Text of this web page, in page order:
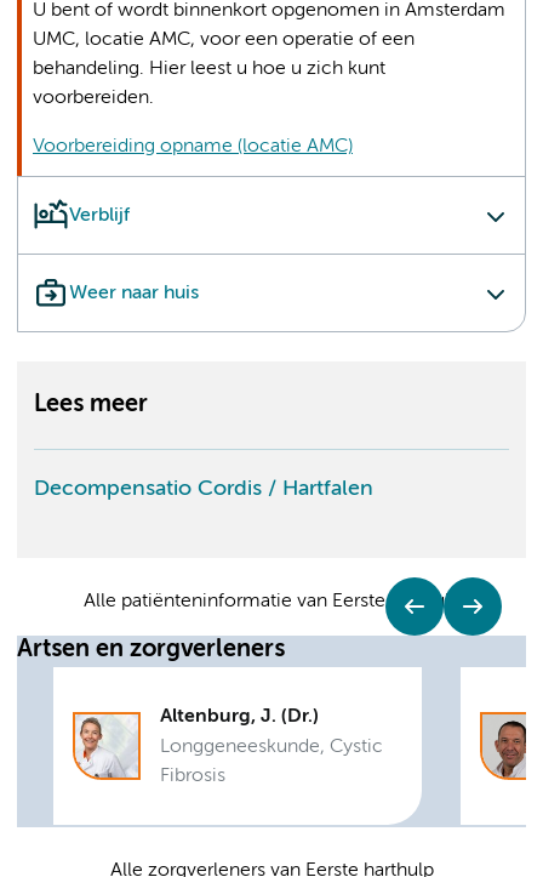
Verblijf
Weer naar huis
U bent of wordt binnenkort opgenomen in Amsterdam
UMC, locatie AMC, voor een operatie of een
behandeling. Hier leest u hoe u zich kunt
voorbereiden.
Voorbereiding opname (locatie AMC)
Lees meer
Decompensatio Cordis / Hartfalen
Alle patiënteninformatie van Eerste harthulp
Artsen en zorgverleners
Altenburg, J. (Dr.)
Longgeneeskunde, Cystic
Fibrosis
Alle zorgverleners van Eerste harthulp